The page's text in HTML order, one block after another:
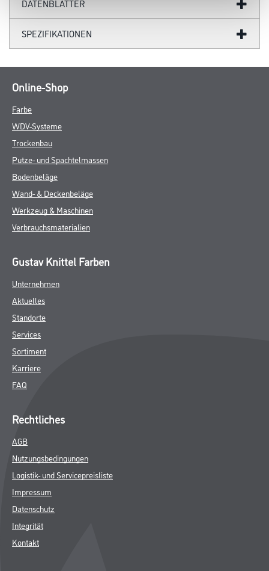
DATENBLÄTTER
SPEZIFIKATIONEN
Online-Shop
Farbe
WDV-Systeme
Trockenbau
Putze- und Spachtelmassen
Bodenbeläge
Wand- & Deckenbeläge
Werkzeug & Maschinen
Verbrauchsmaterialien
Gustav Knittel Farben
Unternehmen
Aktuelles
Standorte
Services
Sortiment
Karriere
FAQ
Rechtliches
AGB
Nutzungsbedingungen
Logistik- und Servicepreisliste
Impressum
Datenschutz
Integrität
Kontakt